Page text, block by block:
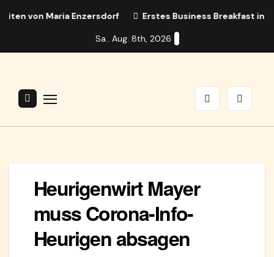
von Maria Enzersdorf Erstes Business Breakfast in
Sa.. Aug. 8th, 2026
Heurigenwirt Mayer
muss Corona-Info-
Heurigen absagen